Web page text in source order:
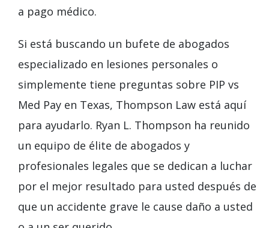
a pago médico.
Si está buscando un bufete de abogados
especializado en lesiones personales o
simplemente tiene preguntas sobre PIP vs
Med Pay en Texas, Thompson Law está aquí
para ayudarlo. Ryan L. Thompson ha reunido
un equipo de élite de abogados y
profesionales legales que se dedican a luchar
por el mejor resultado para usted después de
que un accidente grave le cause daño a usted